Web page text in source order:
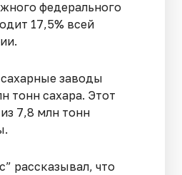
федерального
17,5% всей
заводы
тонн сахара. Этот
7,8 млн тонн
рассказывал, что